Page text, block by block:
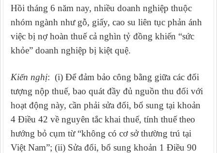
Hồi tháng 6 năm nay, nhiều doanh nghiệp thuộc
nhóm ngành như gỗ, giấy, cao su liên tục phản ánh
việc bị nợ hoàn thuế cả nghìn tỷ đồng khiến “sức
khỏe” doanh nghiệp bị kiệt quệ.
Kiến nghị: (i) Để đảm bảo công bằng giữa các đối
tượng nộp thuế, bao quát đầy đủ nguồn thu đối với
hoạt động này, cần phải sửa đổi, bổ sung tại khoản
4 Điều 42 về nguyên tắc khai thuế, tính thuế theo
hướng bỏ cụm từ “không có cơ sở thường trú tại
Việt Nam”; (ii) Sửa đổi, bổ sung khoản 1 Điều 90